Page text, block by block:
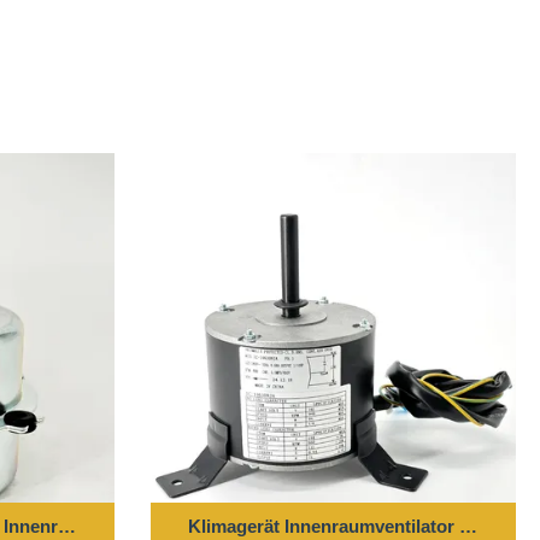
Innenraumventilatormotor für KlimaanlageKlimagerät Innenraumventilator Motor - 1/